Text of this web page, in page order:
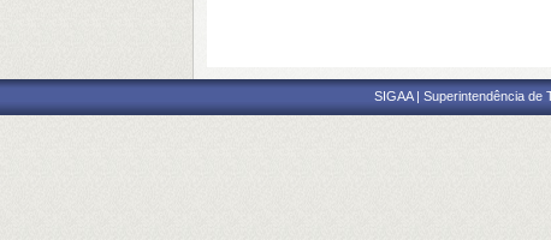
SIGAA | Superintendência